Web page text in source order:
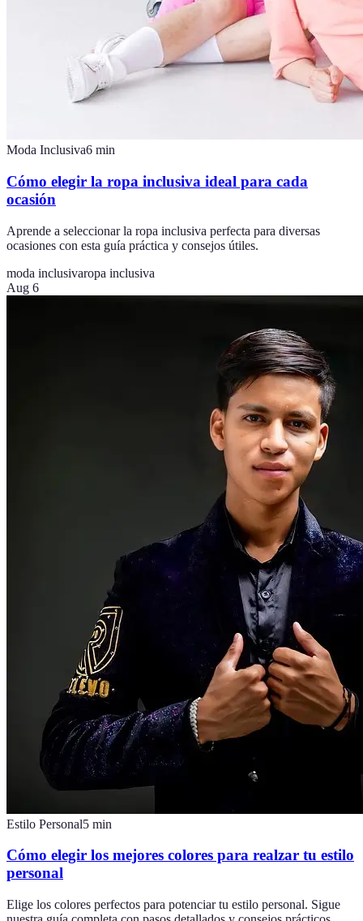
Moda Inclusiva6 min
Cómo elegir la ropa inclusiva ideal para cada
ocasión
Aprende a seleccionar la ropa inclusiva perfecta para diversas
ocasiones con esta guía práctica y consejos útiles.
moda inclusivaropa inclusiva
Aug 6
Estilo Personal5 min
Cómo elegir los mejores colores para realzar tu estilo
personal
Elige los colores perfectos para potenciar tu estilo personal. Sigue